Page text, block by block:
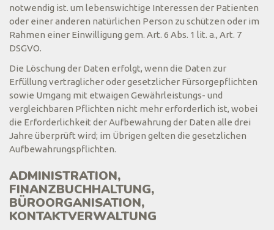
notwendig ist. um lebenswichtige Interessen der Patienten
oder einer anderen natürlichen Person zu schützen oder im
Rahmen einer Einwilligung gem. Art. 6 Abs. 1 lit. a., Art. 7
DSGVO.
Die Löschung der Daten erfolgt, wenn die Daten zur
Erfüllung vertraglicher oder gesetzlicher Fürsorgepflichten
sowie Umgang mit etwaigen Gewährleistungs- und
vergleichbaren Pflichten nicht mehr erforderlich ist, wobei
die Erforderlichkeit der Aufbewahrung der Daten alle drei
Jahre überprüft wird; im Übrigen gelten die gesetzlichen
Aufbewahrungspflichten.
ADMINISTRATION,
FINANZBUCHHALTUNG,
BÜROORGANISATION,
KONTAKTVERWALTUNG